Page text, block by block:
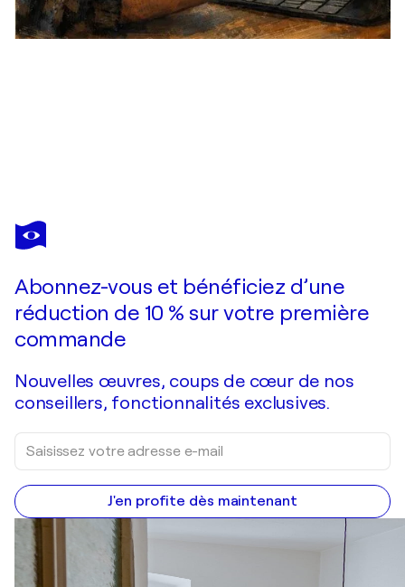
ZEIN SOURANY
Abonnez-vous et bénéficiez d’une
réduction de 10 % sur votre première
commande
Nouvelles œuvres, coups de cœur de nos
conseillers, fonctionnalités exclusives.
J'en profite dès maintenant